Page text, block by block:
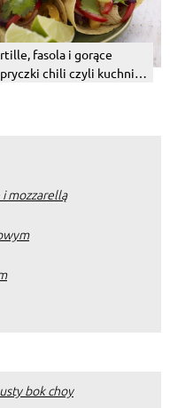
fasola i gorące
chili czyli kuchnia
mozzarellą
bok choy